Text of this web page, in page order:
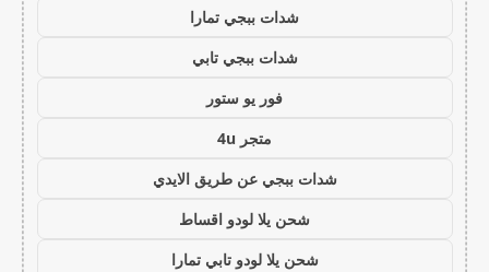
شدات ببجي تمارا
شدات ببجي تابي
فور يو ستور
متجر 4u
شدات ببجي عن طريق الايدي
شحن يلا لودو اقساط
شحن يلا لودو تابي تمارا